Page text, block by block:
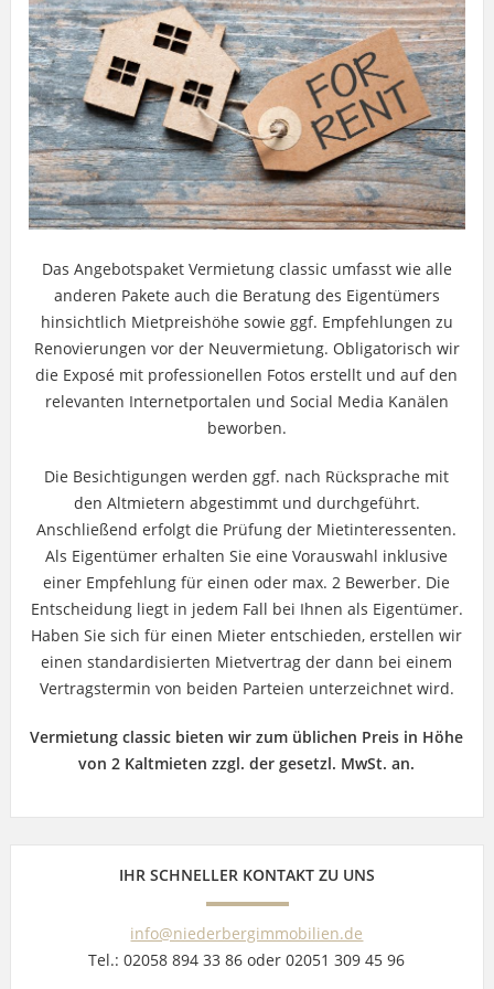
Das Angebotspaket Vermietung classic umfasst wie alle
anderen Pakete auch die Beratung des Eigentümers
hinsichtlich Mietpreishöhe sowie ggf. Empfehlungen zu
Renovierungen vor der Neuvermietung. Obligatorisch wir
die Exposé mit professionellen Fotos erstellt und auf den
relevanten Internetportalen und Social Media Kanälen
beworben.
Die Besichtigungen werden ggf. nach Rücksprache mit
den Altmietern abgestimmt und durchgeführt.
Anschließend erfolgt die Prüfung der Mietinteressenten.
Als Eigentümer erhalten Sie eine Vorauswahl inklusive
einer Empfehlung für einen oder max. 2 Bewerber. Die
Entscheidung liegt in jedem Fall bei Ihnen als Eigentümer.
Haben Sie sich für einen Mieter entschieden, erstellen wir
einen standardisierten Mietvertrag der dann bei einem
Vertragstermin von beiden Parteien unterzeichnet wird.
Vermietung classic bieten wir zum üblichen Preis in Höhe
von 2 Kaltmieten zzgl. der gesetzl. MwSt. an.
IHR SCHNELLER KONTAKT ZU UNS
info@niederbergimmobilien.de
Tel.: 02058 894 33 86 oder 02051 309 45 96